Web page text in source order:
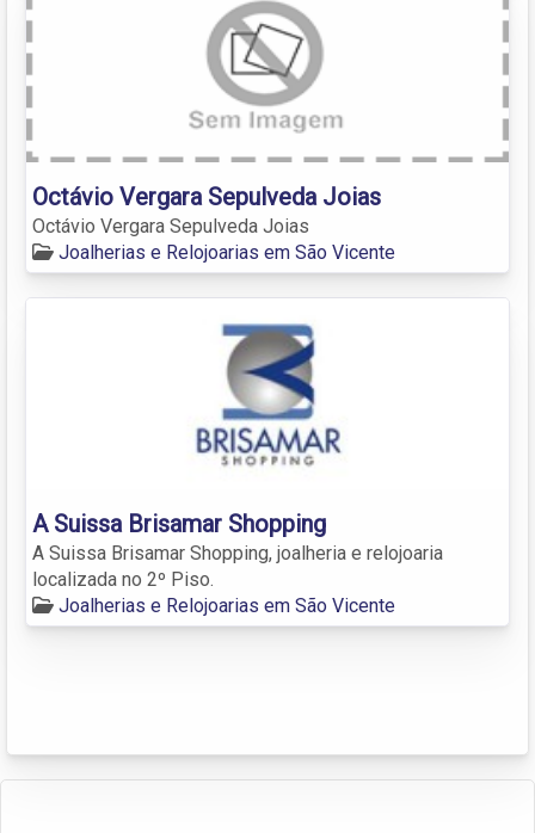
Octávio Vergara Sepulveda Joias
Octávio Vergara Sepulveda Joias
Joalherias e Relojoarias em São Vicente
A Suissa Brisamar Shopping
A Suissa Brisamar Shopping, joalheria e relojoaria
localizada no 2º Piso.
Joalherias e Relojoarias em São Vicente